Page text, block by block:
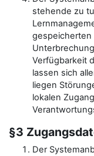
stehende zu
gespeicherten
Verfügbarkeit
lassen sich
liegen
lokalen
§3
Der